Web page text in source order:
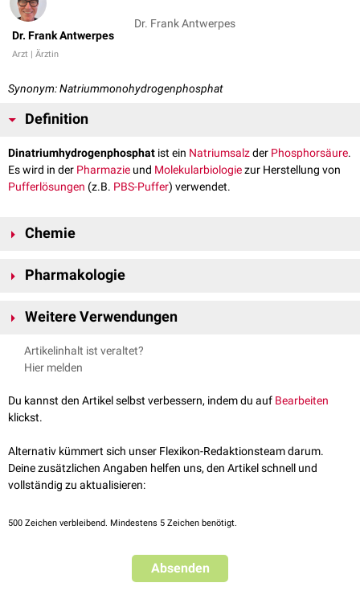
Dr. Frank Antwerpes
Arzt | Ärztin
Dr. Frank Antwerpes
Synonym: Natriummonohydrogenphosphat
Definition
Dinatriumhydrogenphosphat ist ein Natriumsalzder Phosphorsäure.
Es wird in der Pharmazie und Molekularbiologiezur Herstellung von
Pufferlösungen (z.B. PBS-Puffer) verwendet.
Chemie
als farblose, kristalline,hygroskopische
können 3 verschiedene
Hydrate
Na2HPO4· 7 H2O (Heptahydrat)
Na2HPO4· 12 H
Pharmakologie
Impfstoffenverwendet. Durch Mischung von
Lösung lässt sich einPhosphatpuffer
herstellen.
Weitere Verwendungen
Dinatriumhydrogenphosphat ist ein Lebensmittelzusatzstoff unter der
Sammelnummer E 339 ("Natriumphosphate"). Die Verbindung wird als
zugelassenen Höchstmengen variieren anwendungsabhängig zwischen
0,5 bis 50 g/kg. Die erlaubte Tagesdosis beträgt 70 mg/
Artikelinhalt ist veraltet?
Hier melden
Du kannst den Artikel selbst verbessern, indem du auf Bearbeiten
klickst.
Alternativ kümmert sich unser Flexikon-Redaktionsteam darum.
Deine zusätzlichen Angaben helfen uns, den Artikel schnell und
vollständig zu aktualisieren:
500 Zeichen verbleibend. Mindestens 5 Zeichen benötigt.
Absenden